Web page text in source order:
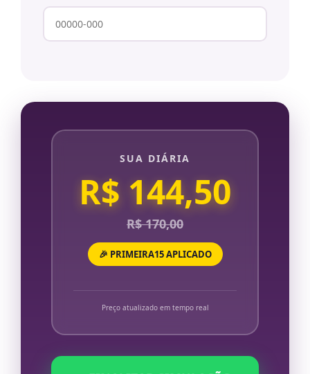
SUA DIÁRIA
R$ 144,50
R$ 170,00
🎉 PRIMEIRA15 APLICADO
Preço atualizado em tempo real